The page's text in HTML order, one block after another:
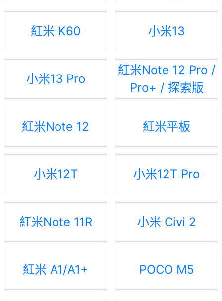
紅米 K60 小米13
小米13 Pro
紅米Note 12 Pro /
Pro+ / 探索版
紅米Note 12 紅米平板
小米12T 小米12T Pro
紅米Note 11R 小米 Civi 2
紅米 A1/A1+ POCO M5